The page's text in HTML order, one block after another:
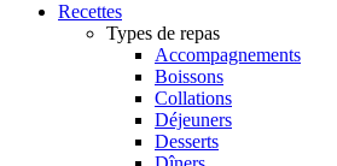
Recettes
Types de repas
Accompagnements
Boissons
Collations
Déjeuners
Desserts